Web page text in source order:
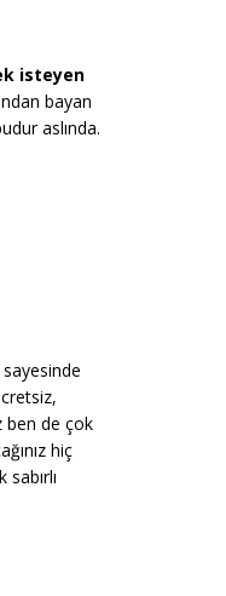
isteyen
bayan
aslında.
ben de çok
hiç